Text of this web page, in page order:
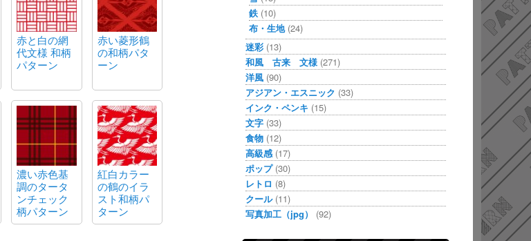
赤と白の網
代文様 和柄
パターン
赤い菱形鶴
の和柄パタ
ーン
濃い赤色基
調のタータ
ンチェック
柄パターン
紅白カラー
の鶴のイラ
スト和柄パ
ターン
鉄 (10)
布・生地(24)
迷彩 (13)
和風 古来 文様 (271)
洋風 (90)
アジアン・エスニック (33)
インク・ペンキ (15)
文字 (33)
食物 (12)
高級感 (17)
ポップ(30)
レトロ (8)
クール(11)
写真加工（jpg）
(92)